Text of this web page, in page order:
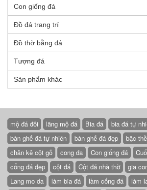
Con giống đá
Đồ đá trang trí
Đồ thờ bằng đá
Tượng đá
Sản phẩm khác
mộ đá đôi lăng mộ đá Bia đá
bia đá tự
bàn ghế đá tự nhiên
bàn ghế đá đẹp bậc
chân kê cột gỗ
cong da Con giống đá
cổng đá đẹp
cột đá Cột đá nhà thờ gia
Lang mo da
làm bia đá làm cổng đá
làm